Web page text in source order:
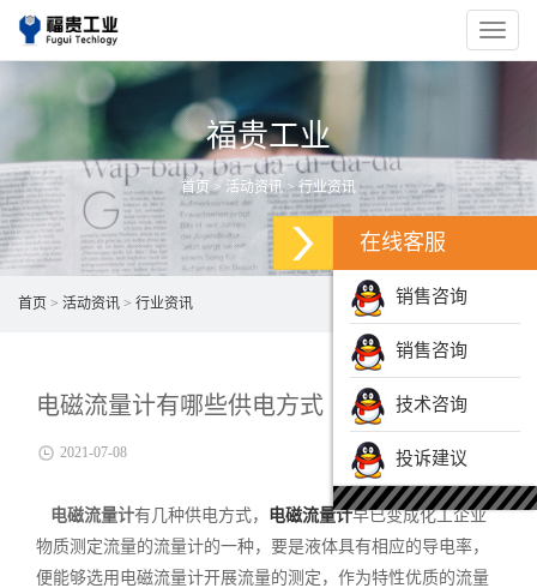
福贵工业
首页> 活动资讯>行业资讯
首页 > 活动资讯 > 行业资讯
电磁流量计有哪些供电方式
2021-07-08
电磁流量计有几种供电方式， 电磁流量计早已变成化工企业
物质测定流量的流量计的一种，要是液体具有相应的导电率，
便能够选用电磁流量计开展流量的测定，作为特性优质的流量
在线客服
销售咨询
销售咨询
技术咨询
投诉建议